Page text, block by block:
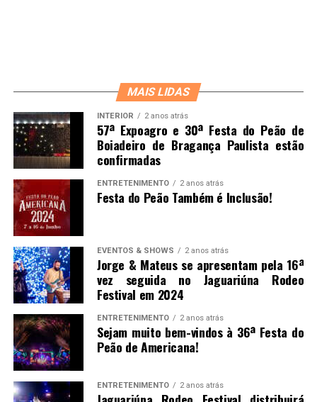
MAIS LIDAS
INTERIOR 2 anos atrás
57ª Expoagro e 30ª Festa do Peão de
Boiadeiro de Bragança Paulista estão
confirmadas
ENTRETENIMENTO 2 anos atrás
Festa do Peão Também é Inclusão!
EVENTOS & SHOWS 2 anos atrás
Jorge & Mateus se apresentam pela 16ª
vez seguida no Jaguariúna Rodeo
Festival em 2024
ENTRETENIMENTO 2 anos atrás
Sejam muito bem-vindos à 36ª Festa do
Peão de Americana!
ENTRETENIMENTO 2 anos atrás